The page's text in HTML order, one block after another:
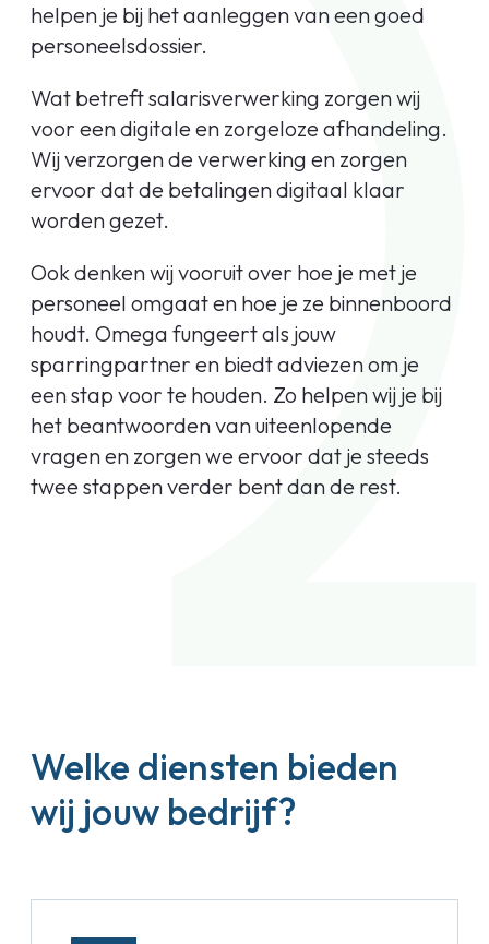
helpen je bij het aanleggen van een goed
personeelsdossier.
Wat betreft salarisverwerking zorgen wij
voor een digitale en zorgeloze afhandeling.
Wij verzorgen de verwerking en zorgen
ervoor dat de betalingen digitaal klaar
worden gezet.
Ook denken wij vooruit over hoe je met je
personeel omgaat en hoe je ze binnenboord
houdt. Omega fungeert als jouw
sparringpartner en biedt adviezen om je
een stap voor te houden. Zo helpen wij je bij
het beantwoorden van uiteenlopende
vragen en zorgen we ervoor dat je steeds
twee stappen verder bent dan de rest.
Welke diensten bieden
wij jouw bedrijf?